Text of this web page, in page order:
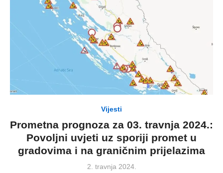
Vijesti
Prometna prognoza za 03. travnja 2024.:
Povoljni uvjeti uz sporiji promet u
gradovima i na graničnim prijelazima
Posted
2. travnja 2024.